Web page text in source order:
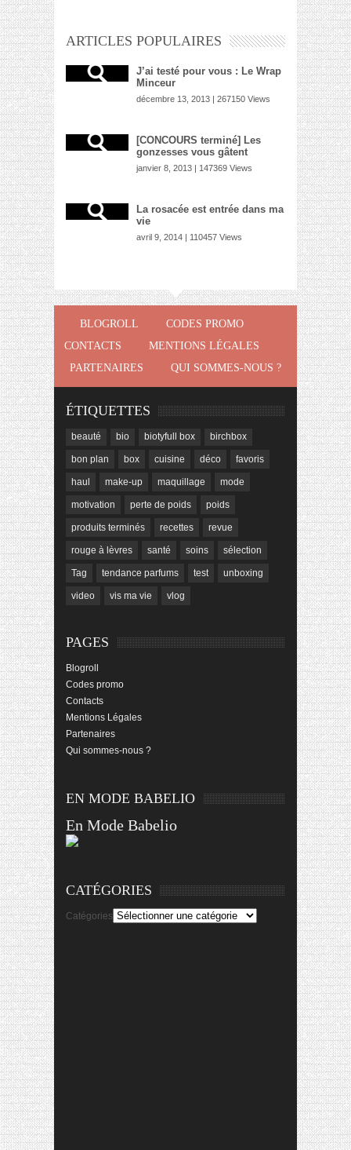
ARTICLES POPULAIRES
J’ai testé pour vous : Le Wrap
Minceur
décembre 13, 2013 | 267150 Views
[CONCOURS terminé] Les
gonzesses vous gâtent
janvier 8, 2013 | 147369 Views
La rosacée est entrée dans ma
vie
avril 9, 2014 | 110457 Views
BLOGROLL
CODES PROMO
CONTACTS
MENTIONS LÉGALES
PARTENAIRES
QUI SOMMES-NOUS ?
ÉTIQUETTES
beauté bio biotyfull box birchbox
bon plan box cuisine déco favoris
haul make-up maquillage mode
motivation perte de poids poids
produits terminés recettes revue
rouge à lèvres santé soins sélection
Tag tendance parfums test unboxing
video vis ma vie vlog
PAGES
Blogroll
Codes promo
Contacts
Mentions Légales
Partenaires
Qui sommes-nous ?
EN MODE BABELIO
En Mode Babelio
CATÉGORIES
Catégories